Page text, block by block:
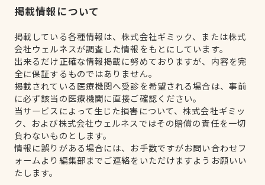
掲載情報について
掲載している各種情報は、株式会社ギミック、または株式
会社ウェルネスが調査した情報をもとにしています。
出来るだけ正確な情報掲載に努めておりますが、内容を完
全に保証するものではありません。
掲載されている医療機関へ受診を希望される場合は、事前
に必ず該当の医療機関に直接ご確認ください。
当サービスによって生じた損害について、株式会社ギミッ
ク、および株式会社ウェルネスではその賠償の責任を一切
負わないものとします。
情報に誤りがある場合には、お手数ですがお問い合わせフ
ォームより編集部までご連絡をいただけますようお願いい
たします。